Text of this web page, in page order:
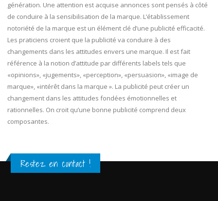
génération. Une attention est acquise annonces sont pensés à côté
de conduire à la sensibilisation de la marque. L’établissement
notoriété de la marque est un élément clé d’une publicité efficacité.
Les praticiens croient que la publicité va conduire à des
changements dans les attitudes envers une marque. Il est fait
référence à la notion d’attitude par différents labels tels que
«opinions», «jugements», «perception», «persuasion», «image de
marque», «intérêt dans la marque ». La publicité peut créer un
changement dans les attitudes fondées émotionnelles et
rationnelles. On croit qu’une bonne publicité comprend deux
composantes.
Restez en contact !